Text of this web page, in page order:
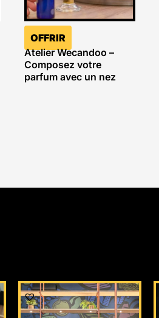
OFFRIR
Atelier Wecandoo –
Composez votre
parfum avec un nez